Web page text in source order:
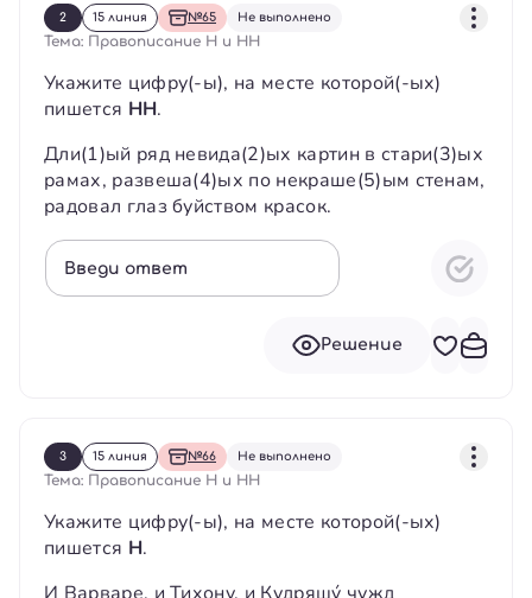
2 15 линия №65 Не выполнено
Тема: Правописание Н и НН
Укажите цифру(-ы), на месте которой(-ых)
пишется НН.
Дли(1)ый ряд невида(2)ых картин в стари(3)ых
рамах, развеша(4)ых по некраше(5)ым стенам,
радовал глаз буйством красок.
Введи ответ
Решение
3 15 линия №66 Не выполнено
Тема: Правописание Н и НН
Укажите цифру(-ы), на месте которой(-ых)
пишется Н.